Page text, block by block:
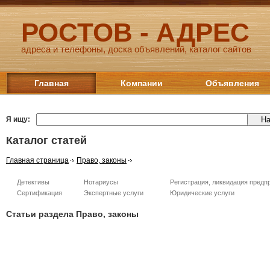
РОСТОВ - АДРЕС
адреса и телефоны, доска объявлений, каталог сайтов
Главная Компании Объявления
Я ищу:
Каталог статей
Главная страница Право, законы
Детективы Нотариусы
Регистрация, ликвидация
Сертификация
Экспертные услуги Юридические услуги
Статьи раздела Право, законы